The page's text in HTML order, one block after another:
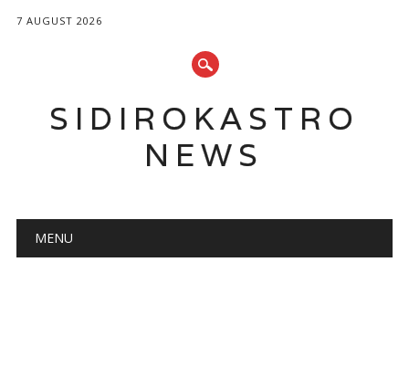
7 AUGUST 2026
SIDIROKASTRO
NEWS
Main menu
MENU